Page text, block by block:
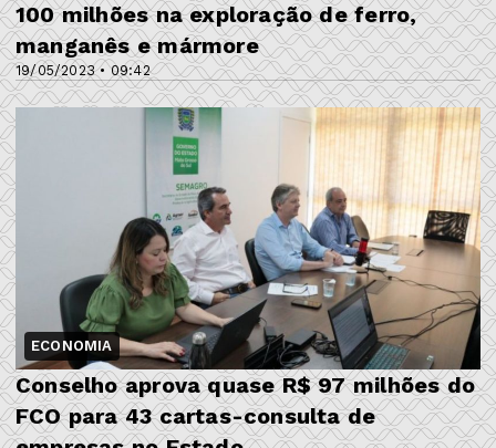
19/05/2023 • 09:42
100 milhões na exploração de ferro,
manganês e mármore
ECONOMIA
Conselho aprova quase R$ 97 milhões do
FCO para 43 cartas-consulta de